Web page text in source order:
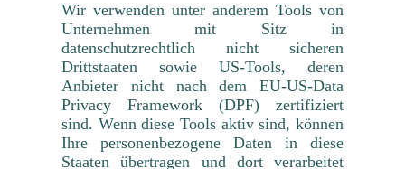
Wir verwenden unter anderem Tools von
Unternehmen mit Sitz in
datenschutzrechtlich nicht sicheren
Drittstaaten sowie US-Tools, deren
Anbieter nicht nach dem EU-US-Data
Privacy Framework (DPF) zertifiziert
sind. Wenn diese Tools aktiv sind, können
Ihre personenbezogene Daten in diese
Staaten übertragen und dort verarbeitet